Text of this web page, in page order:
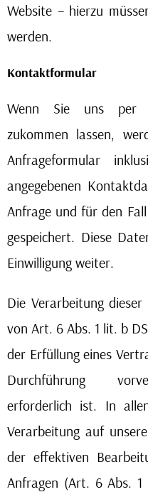
Website – hierzu
werden.
Kontaktformular
Wenn Sie uns per
zukommen lassen,
Anfrageformular
angegebenen
Anfrage und für den
gespeichert. Diese
Einwilligung weiter.
Die Verarbeitung
von Art. 6 Abs. 1 lit. b
der Erfüllung eines
Durchführung
erforderlich ist. In
Verarbeitung auf
der effektiven
Anfragen (Art. 6 Abs.